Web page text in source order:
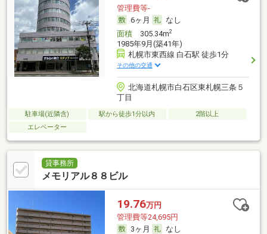
管理費等-
6ヶ月
なし
面積305.34m2
1985年9月(築41年)
札幌市東西線 白石駅 徒歩1分
その他の交通
北海道札幌市白石区東札幌三条５
丁目
駐車場(近隣含) 駅から徒歩1分以内
2階以上
エレベーター
貸事務所
メモリアル８８ビル
19.76万円
管理費等24,695円
3ヶ月
なし